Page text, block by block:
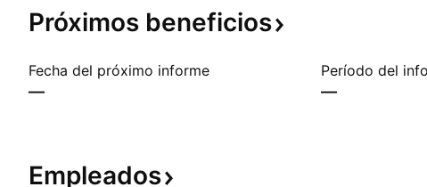
Próximos beneficios
Fecha del próximo informe
—
Período del
—
Empleados